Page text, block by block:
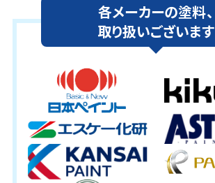
各メーカーの塗料、
取り扱いございます